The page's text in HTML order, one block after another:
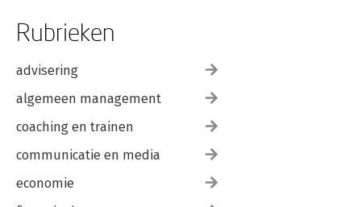
Rubrieken
advisering
algemeen management
coaching en trainen
communicatie en media
economie